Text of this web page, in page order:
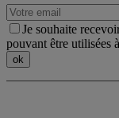
Je souhaite
pouvant être utilisées